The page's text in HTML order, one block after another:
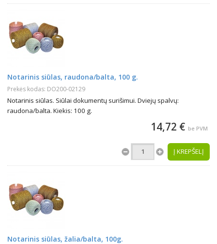
Notarinis siūlas, raudona/balta, 100 g.
Prekės kodas: DO200-02129
Notarinis siūlas. Siūlai dokumentų surišimui. Dviejų spalvų:
raudona/balta. Kiekis: 100 g.
14,72 € be PVM
Į KREPŠELĮ
Notarinis siūlas, žalia/balta, 100g.